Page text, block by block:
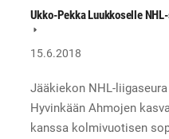
Ukko-Pekka Luukkoselle
15.6.2018
Jääkiekon NHL-
Hyvinkään Ahmojen
kanssa kolmivuotisen